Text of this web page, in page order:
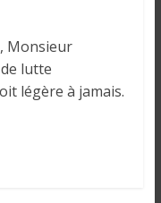
Monsieur
lutte
légère à jamais.